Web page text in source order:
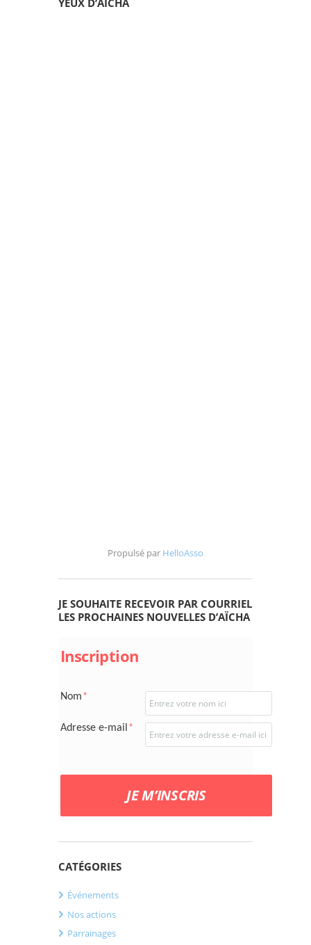
Propulsé par HelloAsso
JE SOUHAITE RECEVOIR PAR COURRIEL
LES PROCHAINES NOUVELLES D’AÏCHA
Inscription
Nom*
Adresse e-mail*
JE M’INSCRIS
CATÉGORIES
Événements
Nos actions
Parrainages